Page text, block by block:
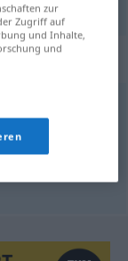
zur
Zugriff auf
und Inhalte,
und